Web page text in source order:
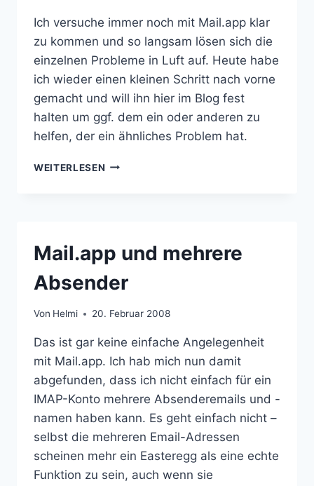
Ich versuche immer noch mit Mail.app klar
zu kommen und so langsam lösen sich die
einzelnen Probleme in Luft auf. Heute habe
ich wieder einen kleinen Schritt nach vorne
gemacht und will ihn hier im Blog fest
halten um ggf. dem ein oder anderen zu
helfen, der ein ähnliches Problem hat.
WEITERLESEN MAIL.APP:
Mail.app und mehrere
Absender
Von Helmi 20. Februar 2008
Das ist gar keine einfache Angelegenheit
mit Mail.app. Ich hab mich nun damit
abgefunden, dass ich nicht einfach für ein
IMAP-Konto mehrere Absenderemails und -
namen haben kann. Es geht einfach nicht –
selbst die mehreren Email-Adressen
scheinen mehr ein Easteregg als eine echte
Funktion zu sein, auch wenn sie